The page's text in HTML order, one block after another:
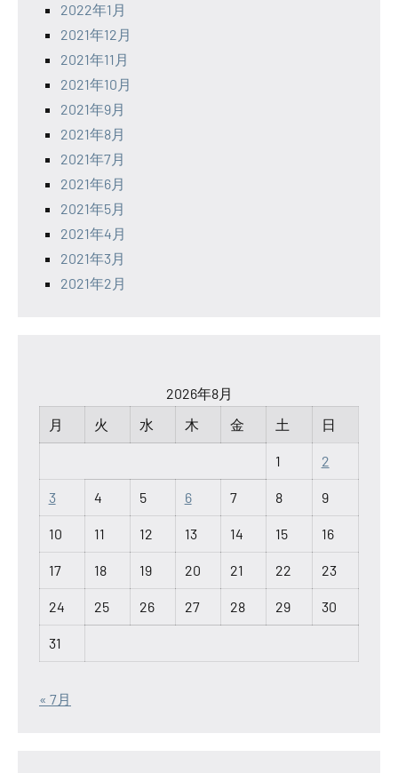
2022年1月
2021年12月
2021年11月
2021年10月
2021年9月
2021年8月
2021年7月
2021年6月
2021年5月
2021年4月
2021年3月
2021年2月
2026年8月
月
火 水 木 金 土 日
1 2
3 4 5 6 7 8 9
10 11 12 13 14 15 16
17 18 19 20 21 22 23
24 25 26 27 28 29 30
31
« 7月